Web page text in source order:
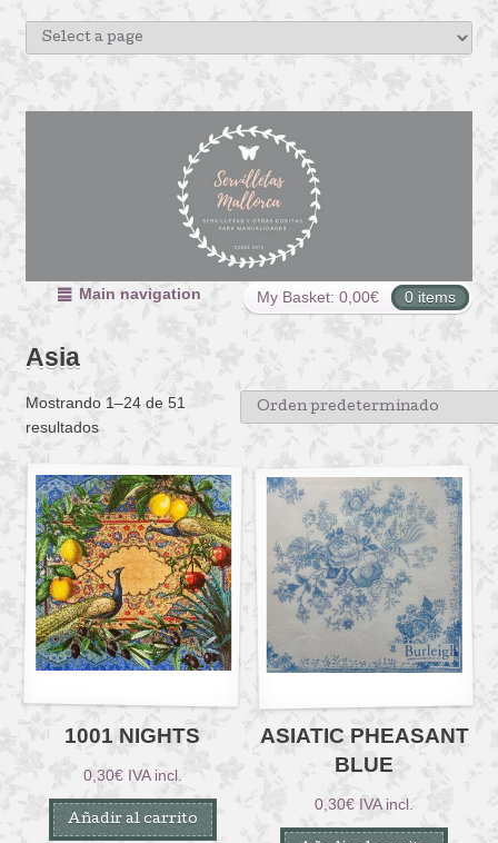
My Basket: 0,00€ 0 items
Main navigation
Asia
Mostrando 1–24 de 51
resultados
1001 NIGHTS
0,30€ IVA incl.
Añadir al carrito
ASIATIC PHEASANT
BLUE
0,30€ IVA incl.